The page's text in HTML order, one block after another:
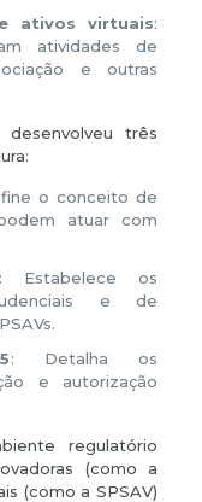
ativos virtuais:
atividades de
e outras
três
o conceito de
atuar com
: Estabelece os
e de
: Detalha os
e autorização
regulatório
(como a
(como a SPSAV)